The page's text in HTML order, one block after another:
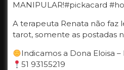
MANIPULAR!#pickacard
A terapeuta Renata não faz
tarot, somente as postadas
Indicamos a Dona Eloisa –
51 93155219